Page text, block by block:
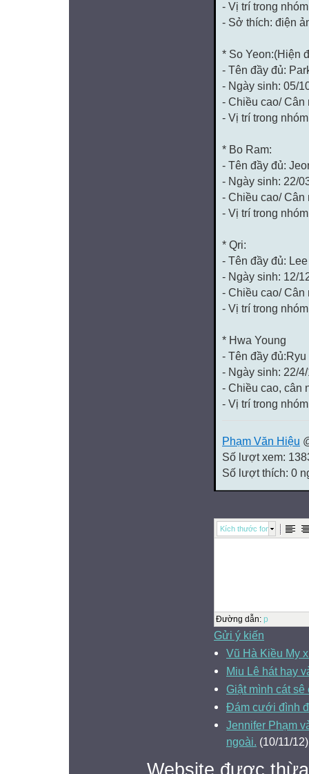
- Vị trí trong
- Sở thích: điện
* So Yeon:(Hiện
- Tên đầy đủ:
- Ngày sinh: 05/
- Chiều cao/ Cân
- Vị trí trong
* Bo Ram:
- Tên đầy đủ:
- Ngày sinh: 22/
- Chiều cao/ Cân
- Vị trí trong
* Qri:
- Tên đầy đủ:
- Ngày sinh: 12/
- Chiều cao/ Cân
- Vị trí trong
* Hwa Young
- Tên đầy
- Ngày sinh: 22/
- Chiều cao, cân
- Vị trí trong
Phạm Văn Hiệu
Số lượt xem:
Số lượt thích: 0
Kích thước font
Đường dẫn: p
Gửi ý kiến
Vũ Hà Kiều My
Miu Lê hát hay
Giật mình cát
Đám cưới đình
Jennifer Phạm
ngoài. (10/11/12)
Website được